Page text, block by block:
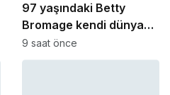
97 yaşındaki Betty
Bromage kendi dünya
rekorunu yeniden kırdı
9 saat önce